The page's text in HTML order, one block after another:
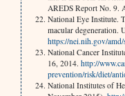
AREDS Report No. 9.
National Eye Institute.
macular degeneration.
https://nei.nih.gov/
National Cancer
16, 2014. http://
prevention/risk/diet/
National Institutes of